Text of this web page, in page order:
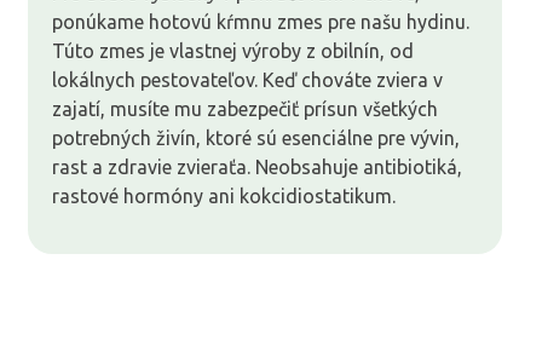
ponúkame hotovú kŕmnu zmes pre našu hydinu.
Túto zmes je vlastnej výroby z obilnín, od
lokálnych pestovateľov. Keď chováte zviera v
zajatí, musíte mu zabezpečiť prísun všetkých
potrebných živín, ktoré sú esenciálne pre vývin,
rast a zdravie zvieraťa. Neobsahuje antibiotiká,
rastové hormóny ani kokcidiostatikum.